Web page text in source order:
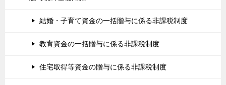
結婚・子育て資金の一括贈与に係る非課税制度
教育資金の一括贈与に係る非課税制度
住宅取得等資金の贈与に係る非課税制度